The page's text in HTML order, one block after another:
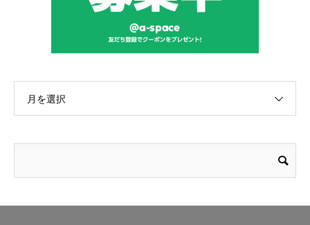
月を選択